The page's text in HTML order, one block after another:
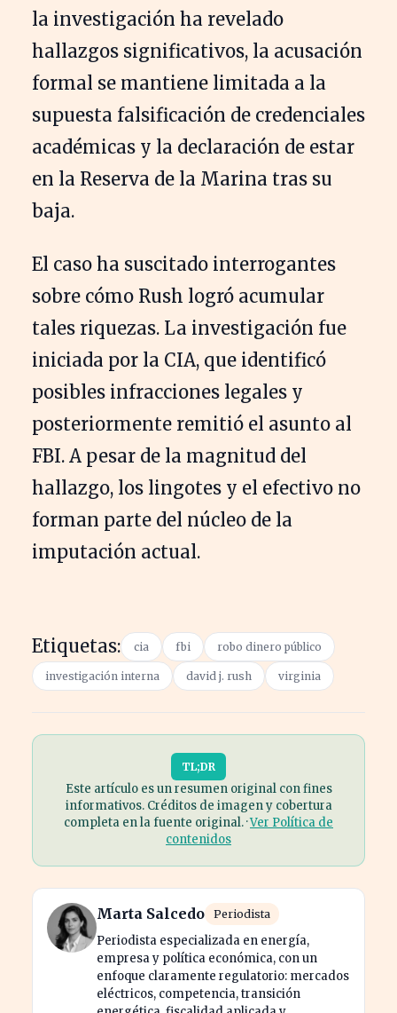
la investigación ha revelado
hallazgos significativos, la acusación
formal se mantiene limitada a la
supuesta falsificación de credenciales
académicas y la declaración de estar
en la Reserva de la Marina tras su
baja.
El caso ha suscitado interrogantes
sobre cómo Rush logró acumular
tales riquezas. La investigación fue
iniciada por la CIA, que identificó
posibles infracciones legales y
posteriormente remitió el asunto al
FBI. A pesar de la magnitud del
hallazgo, los lingotes y el efectivo no
forman parte del núcleo de la
imputación actual.
Etiquetas: cia fbi robo dinero público
investigación interna david j. rush virginia
TL;DR
Este artículo es un resumen original con fines
informativos. Créditos de imagen y cobertura
completa en la fuente original. ·Ver Política de
contenidos
Marta Salcedo Periodista
Periodista especializada en energía,
empresa y política económica, con un
enfoque claramente regulatorio: mercados
eléctricos, competencia, transición